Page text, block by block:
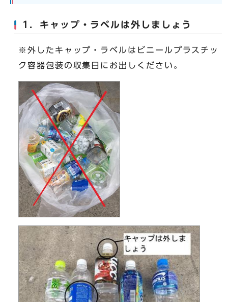
1．キャップ・ラベルは外しましょう
※外したキャップ・ラベルはビニールプラスチッ
ク容器包装の収集日にお出しください。